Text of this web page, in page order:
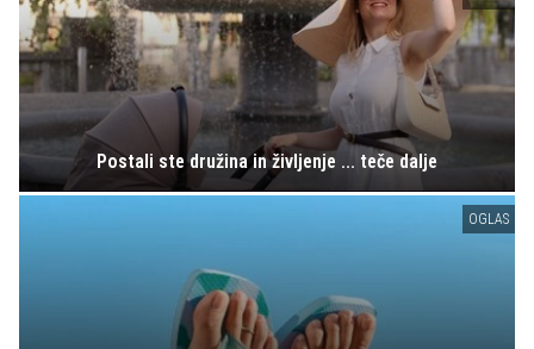
Postali ste družina in življenje ... teče dalje
OGLAS